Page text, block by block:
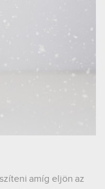
amíg eljön az